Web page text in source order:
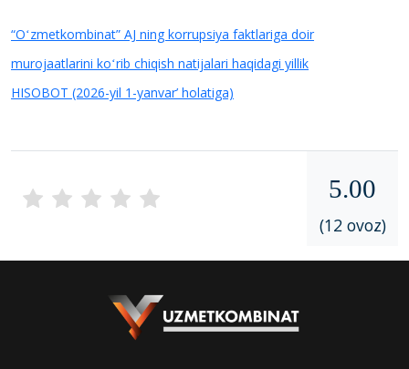
“Oʻzmetkombinat” AJ ning korrupsiya faktlariga doir
murojaatlarini koʻrib chiqish natijalari haqidagi yillik
HISOBOT (2026-yil 1-yanvar’ holatiga)
5.00
(12 ovoz)